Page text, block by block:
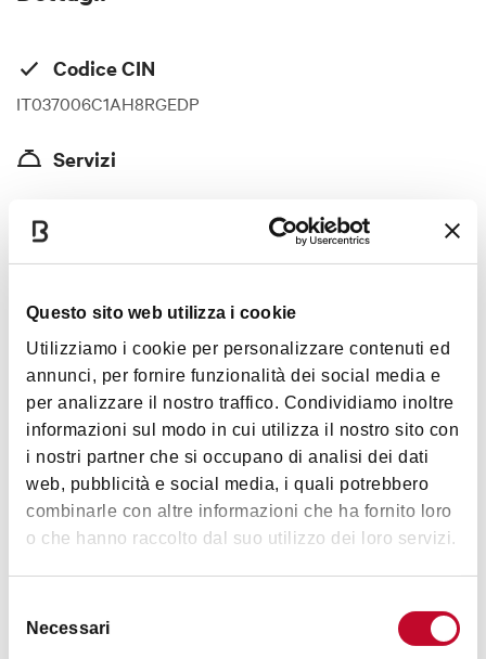
Questo sito web utilizza i cookie
Utilizziamo i cookie per personalizzare contenuti ed
annunci, per fornire funzionalità dei social media e
per analizzare il nostro traffico. Condividiamo inoltre
informazioni sul modo in cui utilizza il nostro sito con
i nostri partner che si occupano di analisi dei dati
web, pubblicità e social media, i quali potrebbero
combinarle con altre informazioni che ha fornito loro
o che hanno raccolto dal suo utilizzo dei loro servizi.
delNecessari
Codice CIN
IT037006C1AH8RGEDP
Servizi
WiFi
Parcheggio gratuito in zona
Riscaldamento
Macchina da caffè
Scrivania
TV
Rilevatore di monossido di carbonio
Asciugacapelli
Armadio o guardaroba
Prezzo
Verifica se la struttura è soggetta a tassa di soggiorno nel